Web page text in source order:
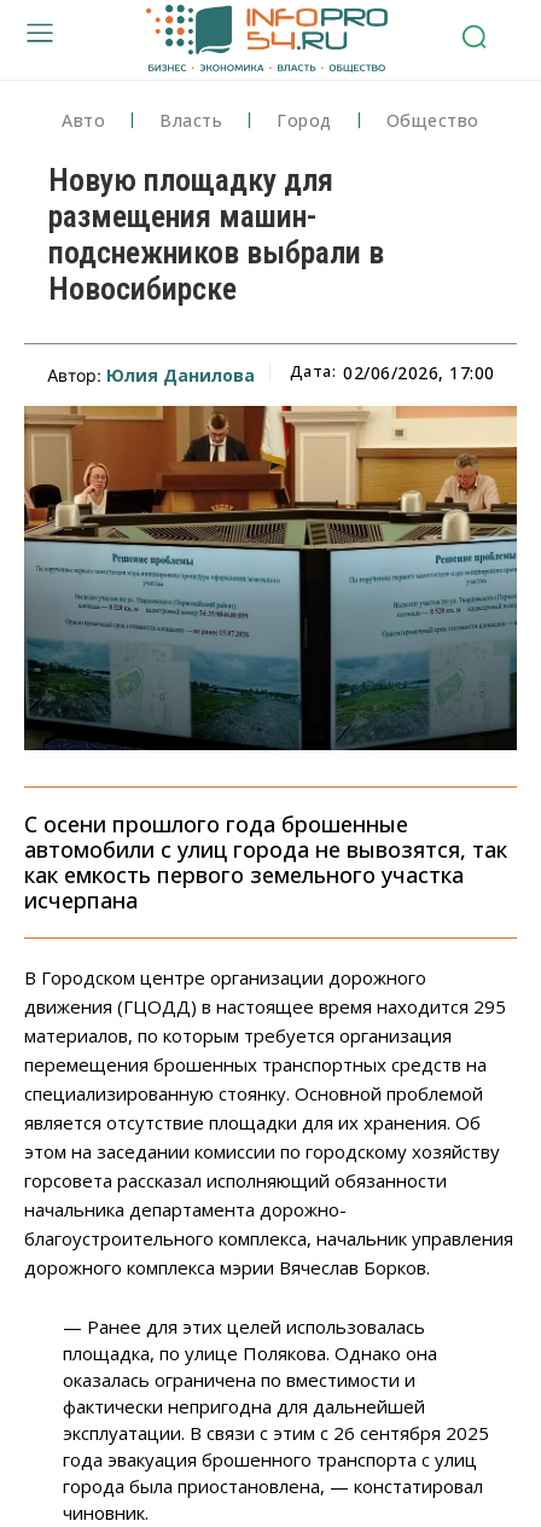
Авто Власть Город Общество
Новую площадку для
размещения машин-
подснежников выбрали в
Новосибирске
Автор: Юлия Данилова Дата: 02/06/2026, 17:00
С осени прошлого года брошенные
автомобили с улиц города не вывозятся, так
как емкость первого земельного участка
исчерпана
В Городском центре организации дорожного
движения (ГЦОДД) в настоящее время находится 295
материалов, по которым требуется организация
перемещения брошенных транспортных средств на
специализированную стоянку. Основной проблемой
является отсутствие площадки для их хранения. Об
этом на заседании комиссии по городскому хозяйству
горсовета рассказал исполняющий обязанности
начальника департамента дорожно-
благоустроительного комплекса, начальник управления
дорожного комплекса мэрии Вячеслав Борков.
— Ранее для этих целей использовалась
площадка, по улице Полякова. Однако она
оказалась ограничена по вместимости и
фактически непригодна для дальнейшей
эксплуатации. В связи с этим с 26 сентября 2025
года эвакуация брошенного транспорта с улиц
города была приостановлена, — констатировал
чиновник.